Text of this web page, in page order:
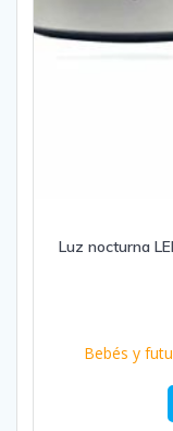
Luz nocturna
Bebés y